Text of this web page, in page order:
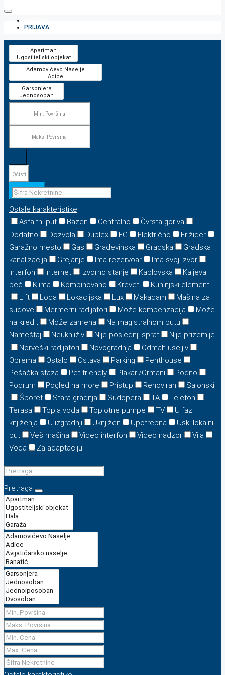
PRIJAVA
Očisti
Pretraga
Ostale karakteristike
Asfaltni put
Bazen Centralno
Čvrsta goriva
Dodatno
Dozvola Duplex EG Električno
Frižider
Garažno mesto
Gas Građevinska Gradska
Gradska
kanalizacija
Grejanje Ima rezervoar
Ima svoj izvor
Interfon
Internet Izvorno stanje Kablovska
Kaljeva
peć
Klima Kombinovano Kreveti
Kuhinjski elementi
Lift
Lođa Lokacijska Lux Makadam
Mašina za
sudove
Mermerni radijatori Može kompenzacija
Može
na kredit
Može zamena
Na magistralnom putu
Nameštaj
Neuknjiživ Nije poslednji sprat
Nije prizemlje
Norveški radijatori
Novogradnja
Odmah useljiv
Oprema
Ostalo Ostava Parking
Penthouse
Pešačka staza
Pet friendly Plakari/Ormani
Podno
Podrum
Pogled na more Pristup Renoviran
Salonski
Šporet
Stara gradnja Sudopera TA
Telefon
Terasa
Topla voda Toplotne pumpe TV
U fazi
knjiženja
U izgradnji Uknjižen Upotrebna
Uski lokalni
put
Veš mašina Video interfon Video nadzor
Vila
Voda
Za adaptaciju
Pretraga